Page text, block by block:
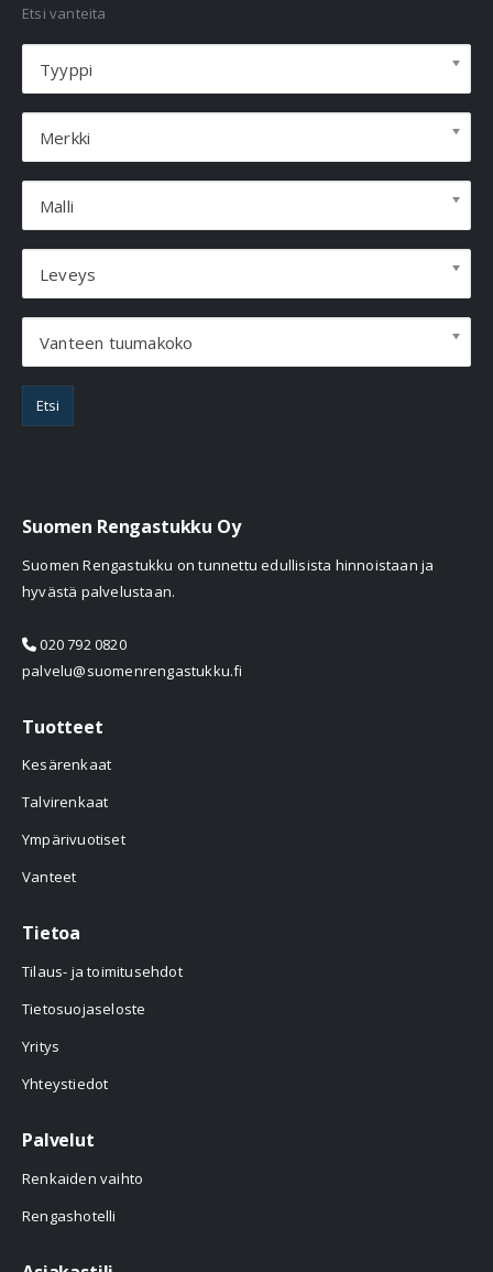
Etsi vanteita
Tyyppi
Merkki
Malli
Leveys
Vanteen tuumakoko
Etsi
Suomen Rengastukku Oy
Suomen Rengastukku on tunnettu edullisista hinnoistaan ja
hyvästä palvelustaan.
020 792 0820
palvelu@suomenrengastukku.fi
Tuotteet
Kesärenkaat
Talvirenkaat
Ympärivuotiset
Vanteet
Tietoa
Tilaus- ja toimitusehdot
Tietosuojaseloste
Yritys
Yhteystiedot
Palvelut
Renkaiden vaihto
Rengashotelli